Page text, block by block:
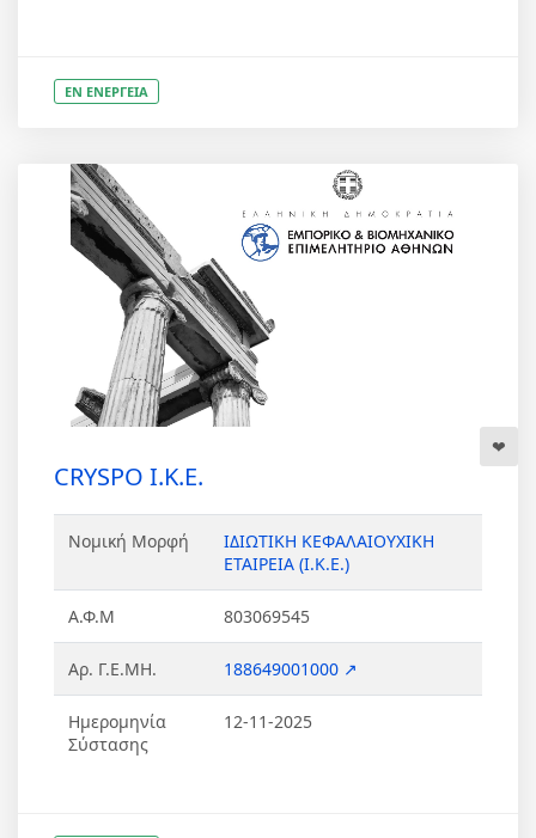
ΕΝ ΕΝΕΡΓΕΙΑ
CRYSPO Ι.Κ.Ε.
Νομική Μορφή
ΙΔΙΩΤΙΚΗ ΚΕΦΑΛΑΙΟΥΧΙΚΗ
ΕΤΑΙΡΕΙΑ (Ι.Κ.Ε.)
Α.Φ.Μ 803069545
Αρ. Γ.Ε.ΜΗ. 188649001000 ↗
Ημερομηνία
Σύστασης
12-11-2025